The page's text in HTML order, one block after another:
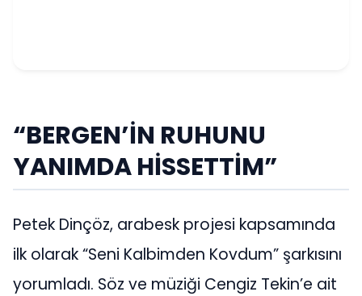
“BERGEN’İN RUHUNU
YANIMDA HİSSETTİM”
Petek Dinçöz, arabesk projesi kapsamında
ilk olarak “Seni Kalbimden Kovdum” şarkısını
yorumladı. Söz ve müziği Cengiz Tekin’e ait